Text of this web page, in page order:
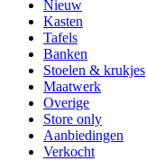
Nieuw
Kasten
Tafels
Banken
Stoelen & krukjes
Maatwerk
Overige
Store only
Aanbiedingen
Verkocht